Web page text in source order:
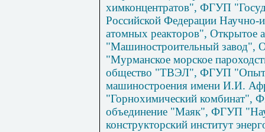
химконцентратов", ФГУП
Российской Федерации Научно-
атомных реакторов", Открытое
"Машиностроительный завод",
"Мурманское морское
общество "ТВЭЛ", ФГУП
машиностроения имени И.И.
"Горнохимический комбинат",
объединение "Маяк", ФГУП
конструкторский институт